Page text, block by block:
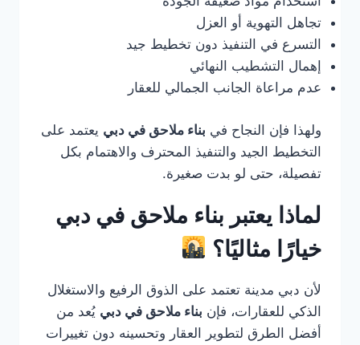
تجاهل التهوية أو العزل
التسرع في التنفيذ دون تخطيط جيد
إهمال التشطيب النهائي
عدم مراعاة الجانب الجمالي للعقار
ولهذا فإن النجاح في بناء ملاحق في دبي يعتمد على
التخطيط الجيد والتنفيذ المحترف والاهتمام بكل
تفصيلة، حتى لو بدت صغيرة.
لماذا يعتبر بناء ملاحق في دبي
خيارًا مثاليًا؟
لأن دبي مدينة تعتمد على الذوق الرفيع والاستغلال
الذكي للعقارات، فإن بناء ملاحق في دبي يُعد من
أفضل الطرق لتطوير العقار وتحسينه دون تغييرات